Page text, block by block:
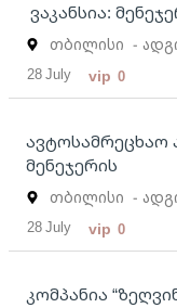
ვაკანსია:
თბილისი -
28 July vip 0
ავტოსამრეცხაო
მენეჯერის
თბილისი -
28 July vip 0
კომპანია